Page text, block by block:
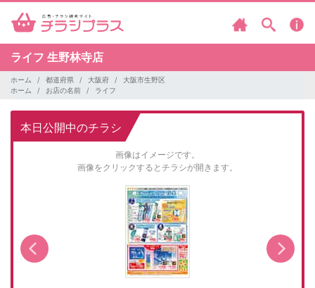
ライフ 生野林寺店
ホーム 都道府県 大阪府
大阪市生野区
ホーム
お店の名前 ライフ
本日公開中のチラシ
画像はイメージです。
画像をクリックするとチラシが開きます。